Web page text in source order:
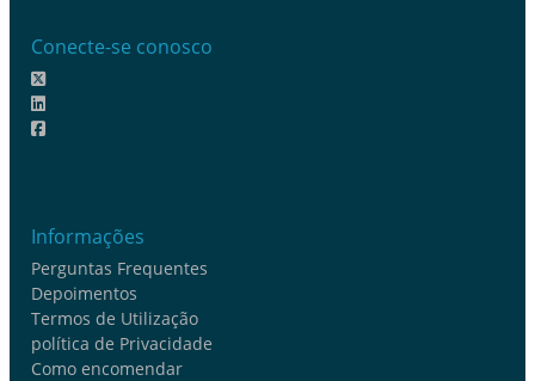
Conecte-se conosco
Informações
Perguntas Frequentes
Depoimentos
Termos de Utilização
política de Privacidade
Como encomendar